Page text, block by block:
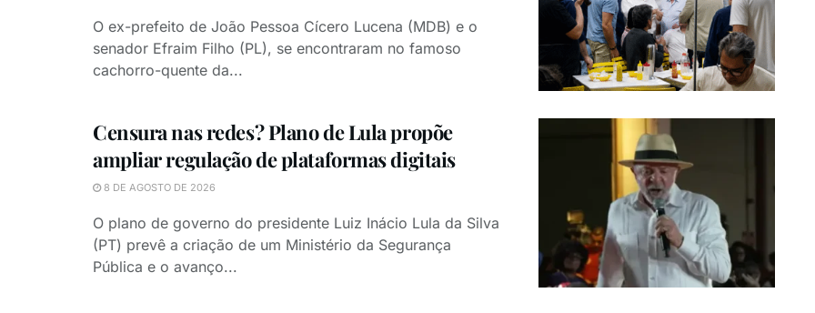
O ex-prefeito de João Pessoa Cícero Lucena (MDB) e o
senador Efraim Filho (PL), se encontraram no famoso
cachorro-quente da...
Censura nas redes? Plano de Lula propõe
ampliar regulação de plataformas digitais
8 DE AGOSTO DE 2026
O plano de governo do presidente Luiz Inácio Lula da Silva
(PT) prevê a criação de um Ministério da Segurança
Pública e o avanço...